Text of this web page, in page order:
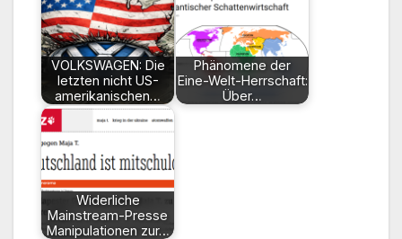
VOLKSWAGEN: Die
letzten nicht US-
amerikanischen…
Phänomene der
Eine-Welt-Herrschaft:
Über…
Widerliche
Mainstream-Presse
Manipulationen zur…